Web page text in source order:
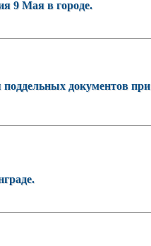
9 Мая в городе.
поддельных документов при